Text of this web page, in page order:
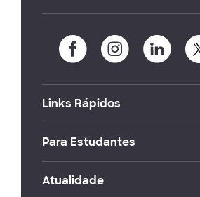
Links Rápidos
Para Estudantes
Atualidade